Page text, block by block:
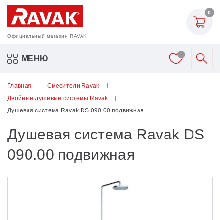
Официальный магазин RAVAK
0
МЕНЮ
Акриловые ванны Ravak
Шторки для ванн
Мебель для ванной
Аксессуары
Главная
Смесители Ravak
Двойные душевые системы Ravak
Душевая система Ravak DS 090.00 подвижная
Душевая система Ravak DS
090.00 подвижная